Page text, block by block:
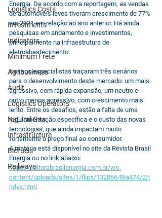
Logistics Costs
Investments
Indicators
Minimum Frete
Agribusiness
Audit
Logistics Operators
Natural Gas
Infrastructure
Biofuels
Railways
Energia. De acordo com a reportagem, as vendas
de automóveis leves tiveram crescimento de 77%
em 2021 em relação ao ano anterior. Há ainda
pesquisas em andamento e investimentos,
principalmente na infraestrutura de
eletroabastecimento.
Nossos especialistas traçaram três cenários
para o desenvolvimento deste mercado: um mais
agressivo, com rápida expansão, um neutro e
outro menos agressivo, com crescimento mais
lento. Entre os desafios, estão a falta de uma
regulamentação específica e o custo das novas
tecnologias, que ainda impactam muito
fortemente o preço final ao consumidor.
A matéria está disponível no site da Revista Brasil
Energia ou no link abaixo:
https://editorabrasilenergia.com.br/wp-
content/uploads/sites/1/flips/132866/Bia474/2/i
ndex.html